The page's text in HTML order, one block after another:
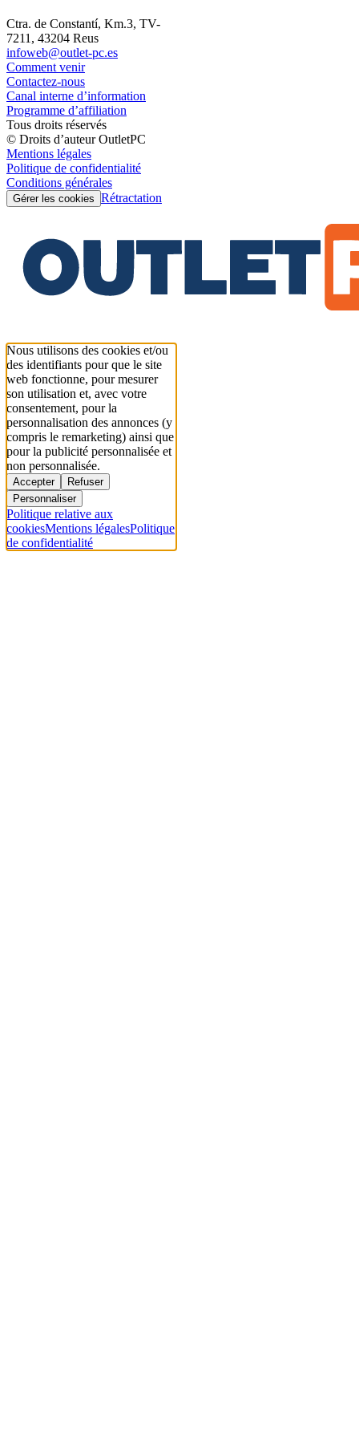
Ctra. de Constantí, Km.3, TV-
7211, 43204 Reus
infoweb@outlet-pc.es
Comment venir
Contactez-nous
Canal interne d’information
Programme d’affiliation
Tous droits réservés
© Droits d’auteur OutletPC
Mentions légales
Politique de confidentialité
Conditions générales
Gérer les cookies Rétractation
Nous utilisons des cookies et/ou
des identifiants pour que le site
web fonctionne, pour mesurer
son utilisation et, avec votre
consentement, pour la
personnalisation des annonces (y
compris le remarketing) ainsi que
pour la publicité personnalisée et
non personnalisée.
Accepter
Refuser
Personnaliser
Politique relative aux
cookiesMentions légalesPolitique
de confidentialité